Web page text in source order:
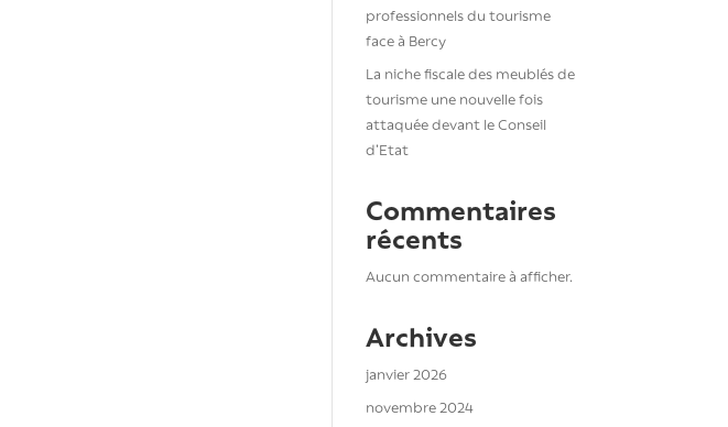
professionnels du tourisme
face à Bercy
La niche fiscale des meublés de
tourisme une nouvelle fois
attaquée devant le Conseil
d’Etat
Commentaires
récents
Aucun commentaire à afficher.
Archives
janvier 2026
novembre 2024